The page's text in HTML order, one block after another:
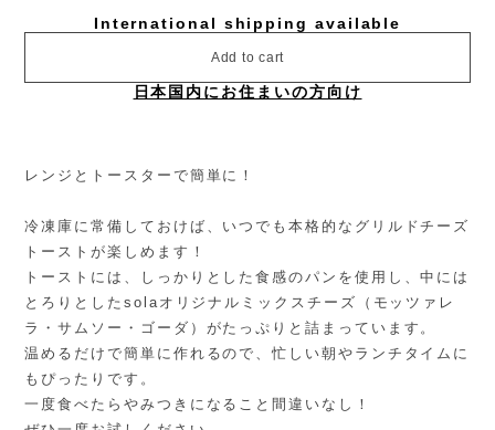
International shipping available
Add to cart
日本国内にお住まいの方向け
レンジとトースターで簡単に！
冷凍庫に常備しておけば、いつでも本格的なグリルドチーズ
トーストが楽しめます！
トーストには、しっかりとした食感のパンを使用し、中には
とろりとしたsolaオリジナルミックスチーズ（モッツァレ
ラ・サムソー・ゴーダ）がたっぷりと詰まっています。
温めるだけで簡単に作れるので、忙しい朝やランチタイムに
もぴったりです。
一度食べたらやみつきになること間違いなし！